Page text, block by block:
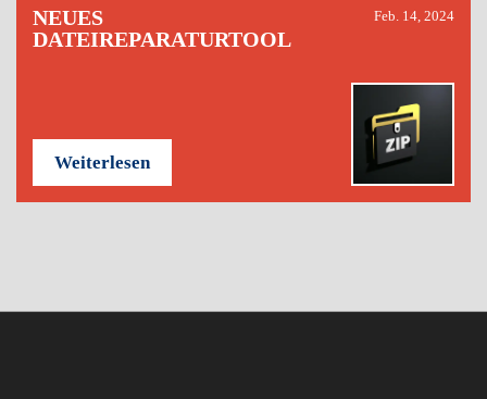
NEUES
DATEIREPARATURTOOL
Feb. 14, 2024
Weiterlesen